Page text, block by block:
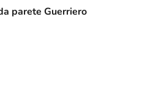
parete Guerriero